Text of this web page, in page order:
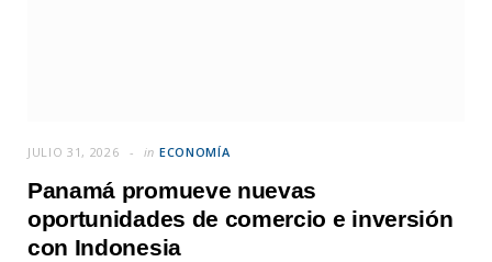
JULIO 31, 2026 in ECONOMÍA
Panamá promueve nuevas
oportunidades de comercio e inversión
con Indonesia